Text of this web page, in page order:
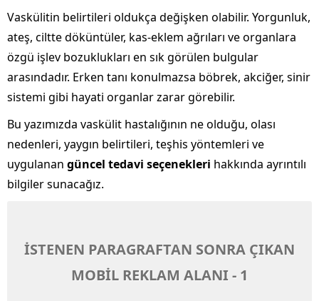
Vaskülitin belirtileri oldukça değişken olabilir. Yorgunluk,
ateş, ciltte döküntüler, kas-eklem ağrıları ve organlara
özgü işlev bozuklukları en sık görülen bulgular
arasındadır. Erken tanı konulmazsa böbrek, akciğer, sinir
sistemi gibi hayati organlar zarar görebilir.
Bu yazımızda vaskülit hastalığının ne olduğu, olası
nedenleri, yaygın belirtileri, teşhis yöntemleri ve
uygulanan güncel tedavi seçenekleri hakkında ayrıntılı
bilgiler sunacağız.
İSTENEN PARAGRAFTAN SONRA ÇIKAN
MOBİL REKLAM ALANI - 1